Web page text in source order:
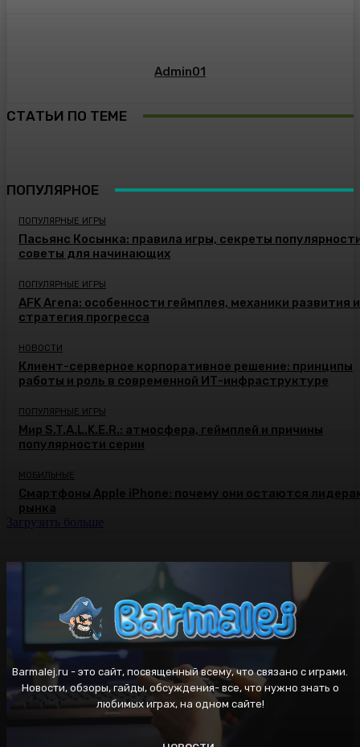
Admin01
СТАТЬИ ПО ТЕМЕ
ПОПУЛЯРНОЕ
ПОПУЛЯРНЫЕ ИГРЫ
Пасьянс Косынка: правила игры, секреты
советы для начинающих
ПОПУЛЯРНЫЕ ИГРЫ
AFK Arena: особенности геймплея, механики развития и
стратегия прогресса
НОВОСТИ
Клиент-серверное корпоративное решение: принципы
работы и роль в современной ИТ-инфраструктуре
ПОПУЛЯРНЫЕ ИГРЫ
Мир S.T.A.L.K.E.R.: атмосфера, геймплей и причины
популярности серии
МОБИЛЬНЫЕ
Смартфоны Apple iPhone: почему они остаются
рынка
Загрузить больше
Barmalej.ru - это сайт, посвященный всему, что связано с играми.
Новости, обзоры, гайды, обсуждения- все, что нужно знать о
любимых играх, на одном сайте!